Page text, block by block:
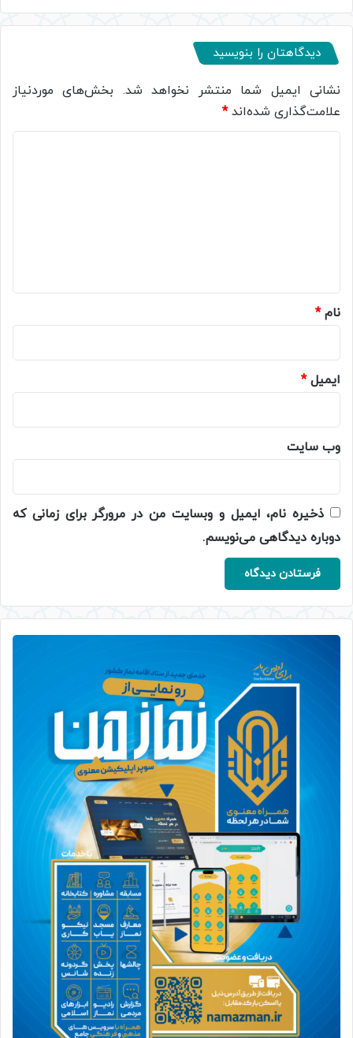
دیدگاهتان را بنویسید
نشانی ایمیل شما منتشر نخواهد شد. بخش‌های موردنیاز
علامت‌گذاری شده‌اند*
نام*
ایمیل*
وب‌ سایت
ذخیره نام، ایمیل و وبسایت من در مرورگر برای زمانی که
دوباره دیدگاهی می‌نویسم.